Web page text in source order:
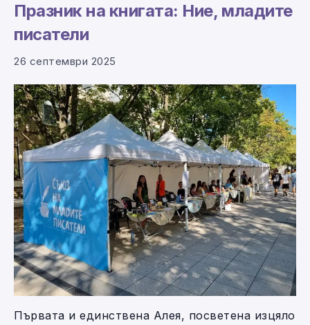
Празник на книгата: Ние, младите
писатели
26 септември 2025
Първата и единствена Алея, посветена изцяло